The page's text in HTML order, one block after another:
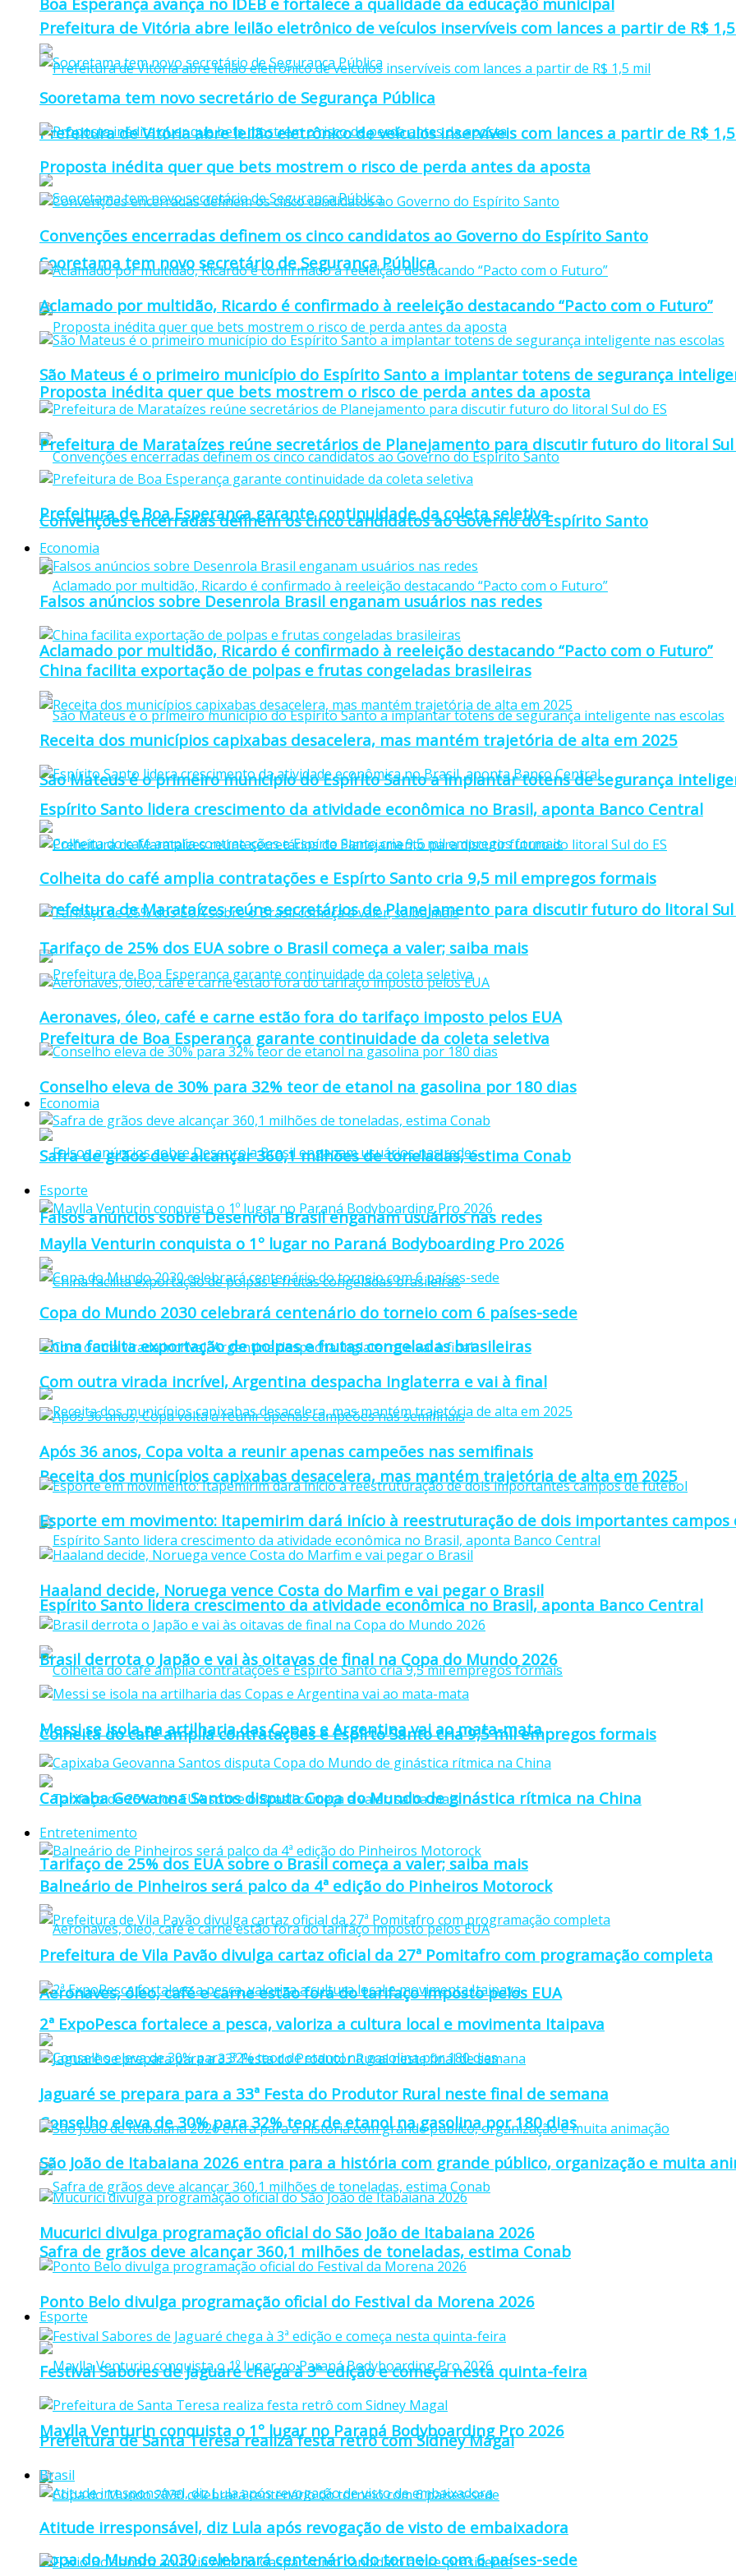
Prefeitura de Vitória abre leilão eletrônico de veículos inservíveis com lances a partir de R$
Sooretama tem novo secretário de Segurança Pública
Proposta inédita quer que bets mostrem o risco de perda antes da aposta
Convenções encerradas definem os cinco candidatos ao Governo do Espírito Santo
Aclamado por multidão, Ricardo é confirmado à reeleição destacando “Pacto com o Futuro”
São Mateus é o primeiro município do Espírito Santo a implantar totens de segurança
Prefeitura de Marataízes reúne secretários de Planejamento para discutir futuro do litoral Sul
Prefeitura de Boa Esperança garante continuidade da coleta seletiva
Economia
Falsos anúncios sobre Desenrola Brasil enganam usuários nas redes
China facilita exportação de polpas e frutas congeladas brasileiras
Receita dos municípios capixabas desacelera, mas mantém trajetória de alta em 2025
Espírito Santo lidera crescimento da atividade econômica no Brasil, aponta Banco Central
Colheita do café amplia contratações e Espírto Santo cria 9,5 mil empregos formais
Tarifaço de 25% dos EUA sobre o Brasil começa a valer; saiba mais
Aeronaves, óleo, café e carne estão fora do tarifaço imposto pelos EUA
Conselho eleva de 30% para 32% teor de etanol na gasolina por 180 dias
Safra de grãos deve alcançar 360,1 milhões de toneladas, estima Conab
Esporte
Maylla Venturin conquista o 1º lugar no Paraná Bodyboarding Pro 2026
Copa do Mundo 2030 celebrará centenário do torneio com 6 países-sede
Prefeitura de Vitória abre leilão eletrônico de veículos inservíveis com lances a partir de R$
Sooretama tem novo secretário de Segurança Pública
Proposta inédita quer que bets mostrem o risco de perda antes da aposta
Convenções encerradas definem os cinco candidatos ao Governo do Espírito Santo
Aclamado por multidão, Ricardo é confirmado à reeleição destacando “Pacto com o Futuro”
São Mateus é o primeiro município do Espírito Santo a implantar totens de segurança
Prefeitura de Marataízes reúne secretários de Planejamento para discutir futuro do litoral Sul
Prefeitura de Boa Esperança garante continuidade da coleta seletiva
Economia
Falsos anúncios sobre Desenrola Brasil enganam usuários nas redes
China facilita exportação de polpas e frutas congeladas brasileiras
Receita dos municípios capixabas desacelera, mas mantém trajetória de alta em 2025
Espírito Santo lidera crescimento da atividade econômica no Brasil, aponta Banco Central
Colheita do café amplia contratações e Espírto Santo cria 9,5 mil empregos formais
Tarifaço de 25% dos EUA sobre o Brasil começa a valer; saiba mais
Aeronaves, óleo, café e carne estão fora do tarifaço imposto pelos EUA
Conselho eleva de 30% para 32% teor de etanol na gasolina por 180 dias
Safra de grãos deve alcançar 360,1 milhões de toneladas, estima Conab
Esporte
Maylla Venturin conquista o 1º lugar no Paraná Bodyboarding Pro 2026
Copa do Mundo 2030 celebrará centenário do torneio com 6 países-sede
Com outra virada incrível, Argentina despacha Inglaterra e vai à final
Após 36 anos, Copa volta a reunir apenas campeões nas semifinais
Esporte em movimento: Itapemirim dará início à reestruturação de dois importantes campos
Haaland decide, Noruega vence Costa do Marfim e vai pegar o Brasil
Brasil derrota o Japão e vai às oitavas de final na Copa do Mundo 2026
Messi se isola na artilharia das Copas e Argentina vai ao mata-mata
Capixaba Geovanna Santos disputa Copa do Mundo de ginástica rítmica na China
Entretenimento
Balneário de Pinheiros será palco da 4ª edição do Pinheiros Motorock
Prefeitura de Vila Pavão divulga cartaz oficial da 27ª Pomitafro com programação completa
2ª ExpoPesca fortalece a pesca, valoriza a cultura local e movimenta Itaipava
Jaguaré se prepara para a 33ª Festa do Produtor Rural neste final de semana
São João de Itabaiana 2026 entra para a história com grande público, organização e muita
Mucurici divulga programação oficial do São João de Itabaiana 2026
Ponto Belo divulga programação oficial do Festival da Morena 2026
Festival Sabores de Jaguaré chega à 3ª edição e começa nesta quinta-feira
Prefeitura de Santa Teresa realiza festa retrô com Sidney Magal
Brasil
Atitude irresponsável, diz Lula após revogação de visto de embaixadora